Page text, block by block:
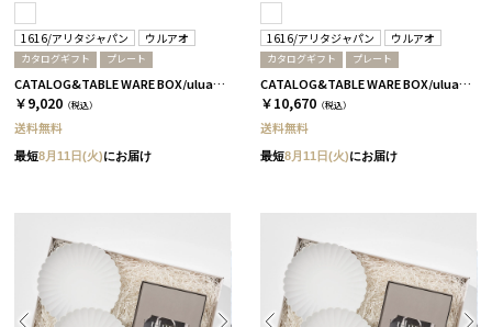
1616/アリタジャパン ウルアオ
カタログギフト プレート
CATALOG&TABLE WARE BOX/uluao/パレスプレート160 2枚セット/全5種 フロレンツィア
￥9,020 （税込）
送料無料
最短8月11日(火)にお届け
1616/アリタジャパン ウルアオ
カタログギフト プレート
CATALOG&TABLE WARE BOX/uluao/パレスプレート160 2枚セット/全5種 バジーリア
￥10,670 （税込）
送料無料
最短8月11日(火)にお届け